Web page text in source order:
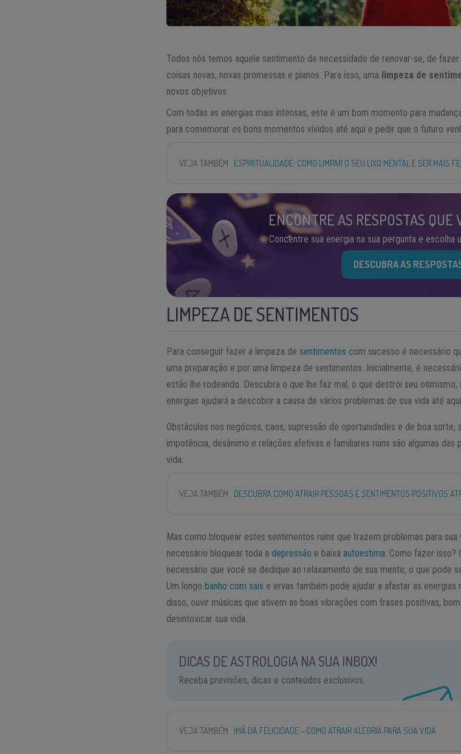
Todos nós temos aquele sentimento de necessidade de renovar-se, de
coisas novas, novas promessas e planos. Para isso, uma limpeza de
novos objetivos.
Com todas as energias mais intensas, este é um bom momento para
para comemorar os bons momentos vividos até aqui e pedir que o futuro
VEJA TAMBÉM ESPIRITUALIDADE: COMO LIMPAR O SEU LIXO MENTAL E SER MAIS
ENCONTRE AS RESPOSTAS QUE
Concentre sua energia na sua pergunta e escolha
DESCUBRA AS
LIMPEZA DE SENTIMENTOS
Para conseguir fazer a limpeza desentimentos com sucesso é necessário
uma preparação e por uma limpeza de sentimentos. Inicialmente, é
estão lhe rodeando. Descubra o que lhe faz mal, o que destrói seu
energias ajudará a descobrir a causa de vários problemas de sua vida até
Obstáculos nos negócios, caos, supressão de oportunidades e de boa sorte,
impotência, desânimo e relações afetivas e familiares ruins são algumas das
vida.
VEJA TAMBÉM DESCUBRA COMO ATRAIR PESSOAS E SENTIMENTOS POSITIVOS
Mas como bloquear estes sentimentos ruins que trazem problemas para
necessário bloquear toda adepressão e baixaautoestima. Como fazer
necessário que você se dedique ao relaxamento de sua mente, o que pode
Um longo banho com sais e ervas também pode ajudar a afastar as
disso, ouvir músicas que ativem as boas vibrações com frases positivas,
desintoxicar sua vida.
DICAS DE ASTROLOGIA NA SUA INBOX!
Receba previsões, dicas e conteúdos exclusivos.
VEJA TAMBÉM IMÃ DA FELICIDADE – COMO ATRAIR ALEGRIA PARA SUA VIDA